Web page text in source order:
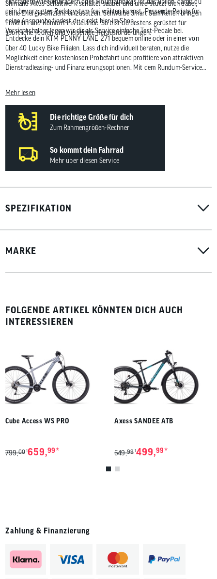
Shimano Altus Schaltwerk schaltet sauber und unterstützt dich dabei,
deine Energie effizient einzusetzen. Schwalbe Smart Sam Reifen bringen
Traktion und Komfort ins Gelände. So bist du bestens gerüstet für
sportliche Touren und vielseitige Herausforderungen.
dein bevorzugtes Pedalsystem frei wählen kannst. Passende Pedale für
deine Ansprüche findest du direkt hier im Shop.
Vorsichtshalber legen wir dir als Service einfache Test-Pedale bei.
Entdecke dein KTM PENNY LANE 271 bequem online oder in einer von
über 40 Lucky Bike Filialen. Lass dich individuell beraten, nutze die
Möglichkeit einer kostenlosen Probefahrt und profitiere von attraktiven
Dienstradleasing- und Finanzierungsoptionen. Mit dem Rundum-Service
Mehr lesen
Die richtige Größe für dich
Zum Rahmengrößen-Rechner
So kommt dein Fahrrad
Mehr über diesen Service
SPEZIFIKATION
MARKE
FOLGENDE ARTIKEL KÖNNTEN DICH AUCH
INTERESSIEREN
Cube Access WS PRO
799,00 1659,99*
Axess SANDEE ATB
549,99 1499,99*
Zahlung & Finanzierung